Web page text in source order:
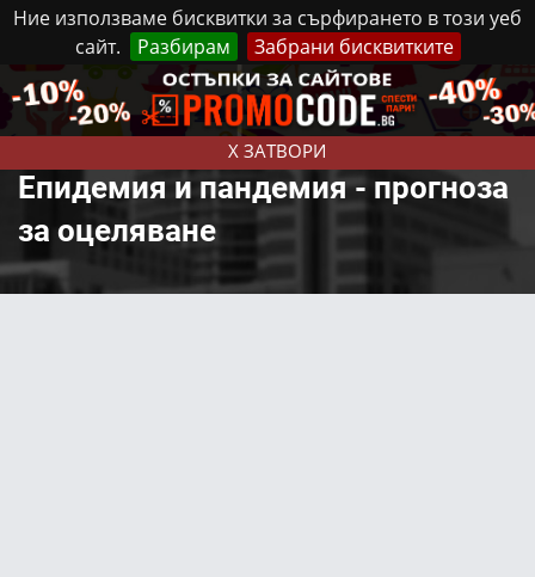
Ние използваме бисквитки за сърфирането в този уеб
сайт.
Разбирам Забрани бисквитките
X ЗАТВОРИ
Понеделник, 10 Август, 2026 Реклама Контакти
Епидемия и пандемия - прогноза
за оцеляване